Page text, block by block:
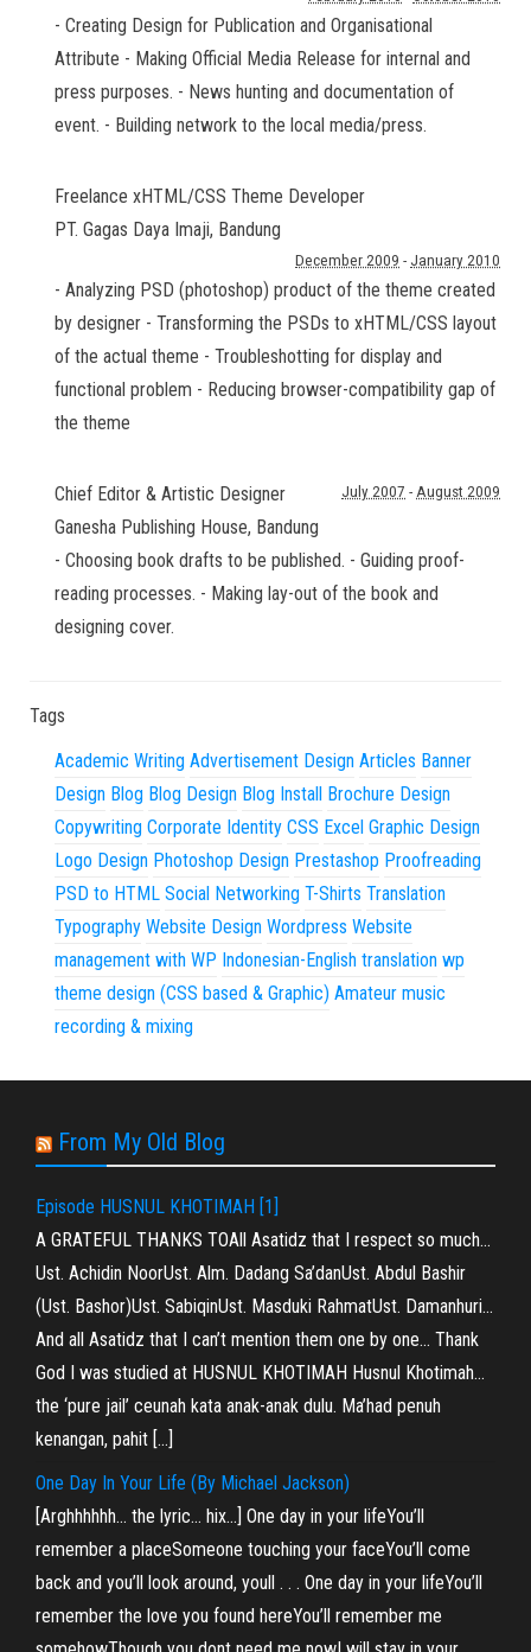
- Creating Design for Publication and Organisational
Attribute - Making Official Media Release for internal and
press purposes. - News hunting and documentation of
event. - Building network to the local media/press.
Freelance xHTML/CSS Theme Developer
PT. Gagas Daya Imaji, Bandung
December 2009 - January 2010
- Analyzing PSD (photoshop) product of the theme created
by designer - Transforming the PSDs to xHTML/CSS layout
of the actual theme - Troubleshotting for display and
functional problem - Reducing browser-compatibility gap of
the theme
Chief Editor & Artistic Designer
Ganesha Publishing House, Bandung
July 2007 - August 2009
- Choosing book drafts to be published. - Guiding proof-
reading processes. - Making lay-out of the book and
designing cover.
Tags
Academic Writing Advertisement Design Articles Banner
Design Blog Blog Design Blog Install Brochure Design
Copywriting Corporate Identity CSS Excel Graphic Design
Logo Design Photoshop Design Prestashop Proofreading
PSD to HTML Social Networking T-Shirts Translation
Typography Website Design Wordpress Website
management with WP Indonesian-English translation wp
theme design (CSS based & Graphic) Amateur music
recording & mixing
From My Old Blog
Episode HUSNUL KHOTIMAH [1]
A GRATEFUL THANKS TOAll Asatidz that I respect so much…
Ust. Achidin NoorUst. Alm. Dadang Sa’danUst. Abdul Bashir
(Ust. Bashor)Ust. SabiqinUst. Masduki RahmatUst. Damanhuri…
And all Asatidz that I can’t mention them one by one… Thank
God I was studied at HUSNUL KHOTIMAH Husnul Khotimah…
the ‘pure jail’ ceunah kata anak-anak dulu. Ma’had penuh
kenangan, pahit […]
One Day In Your Life (By Michael Jackson)
[Arghhhhhh… the lyric… hix…] One day in your lifeYou’ll
remember a placeSomeone touching your faceYou’ll come
back and you’ll look around, youll . . . One day in your lifeYou’ll
remember the love you found hereYou’ll remember me